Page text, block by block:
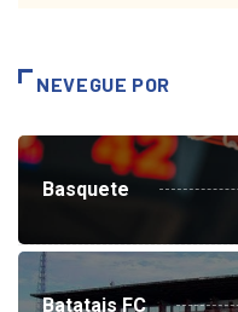
NEVEGUE POR
Basquete